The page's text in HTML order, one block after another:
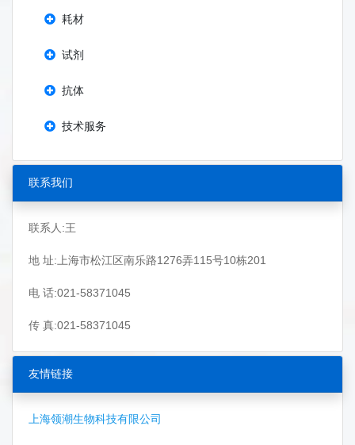
耗材
试剂
抗体
技术服务
联系我们
联系人:王
地 址:上海市松江区南乐路1276弄115号10栋201
电 话:021-58371045
传 真:021-58371045
友情链接
上海领潮生物科技有限公司